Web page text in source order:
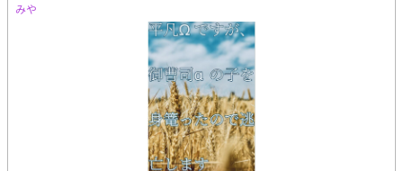
みや